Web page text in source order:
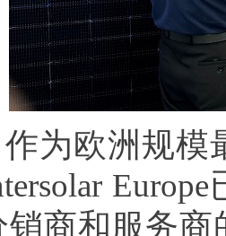
为欧洲规模
商和服务